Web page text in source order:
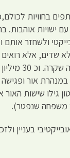
בחוויות
ישויות אוהבות.
ולשחזר
שדים, אלא
אובייקטיבית
אור ופגישה
גילו שישות
משפחה שנפטר).
בעניין